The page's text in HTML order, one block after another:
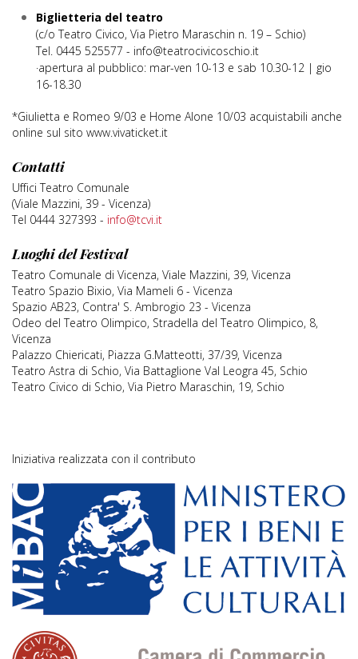
Biglietteria del teatro
(c/o Teatro Civico, Via Pietro Maraschin n. 19 – Schio)
Tel. 0445 525577 - info@teatrocivicoschio.it
·apertura al pubblico: mar-ven 10-13 e sab 10.30-12 | gio
16-18.30
*Giulietta e Romeo 9/03 e Home Alone 10/03 acquistabili anche
online sul sito www.vivaticket.it
Contatti
Uffici Teatro Comunale
(Viale Mazzini, 39 - Vicenza)
Tel 0444 327393 - info@tcvi.it
Luoghi del Festival
Teatro Comunale di Vicenza, Viale Mazzini, 39, Vicenza
Teatro Spazio Bixio, Via Mameli 6 - Vicenza
Spazio AB23, Contra' S. Ambrogio 23 - Vicenza
Odeo del Teatro Olimpico, Stradella del Teatro Olimpico, 8,
Vicenza
Palazzo Chiericati, Piazza G.Matteotti, 37/39, Vicenza
Teatro Astra di Schio, Via Battaglione Val Leogra 45, Schio
Teatro Civico di Schio, Via Pietro Maraschin, 19, Schio
Iniziativa realizzata con il contributo